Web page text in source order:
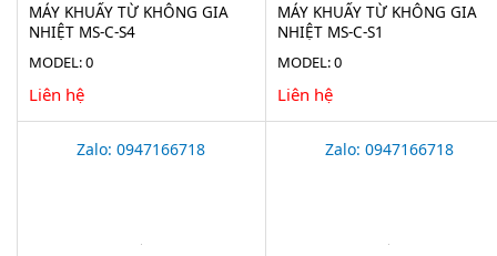
MÁY KHUẤY TỪ KHÔNG GIA
NHIỆT MS-C-S4
MODEL: 0
Liên hệ
MÁY KHUẤY TỪ KHÔNG GIA
NHIỆT MS-C-S1
MODEL: 0
Liên hệ
Zalo: 0947166718 Zalo: 0947166718